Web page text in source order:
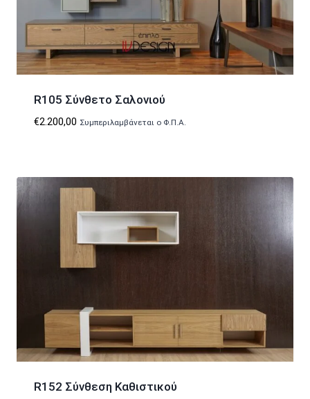
R105 Σύνθετο Σαλονιού
€2.200,00 Συμπεριλαμβάνεται ο Φ.Π.Α.
R152 Σύνθεση Καθιστικού